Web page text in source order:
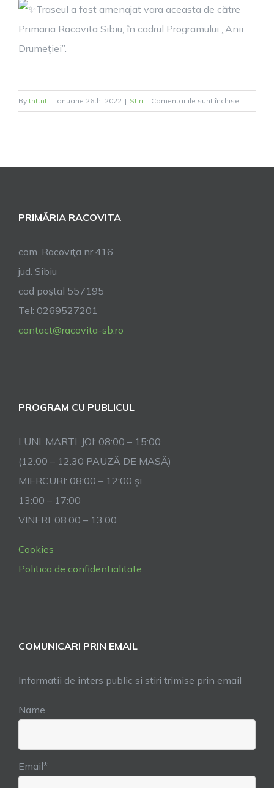
Traseul a fost amenajat vara aceasta de către
Primaria Racovita Sibiu, în cadrul Programului „Anii
Drumeției”.
By tnttnt | ianuarie 26th, 2022 | Stiri | Comentariile sunt închise
Anii
PRIMĂRIA RACOVITA
com. Racoviţa nr.416
jud. Sibiu
cod poştal 557195
Tel: 0269527201
contact@racovita-sb.ro
PROGRAM CU PUBLICUL
LUNI, MARTI, JOI: 08:00 – 15:00
(12:00 – 12:30 PAUZĂ DE MASĂ)
MIERCURI: 08:00 – 12:00 și
13:00 – 17:00
VINERI: 08:00 – 13:00
Cookies
Politica de confidentialitate
COMUNICARI PRIN EMAIL
Informatii de inters public si stiri trimise prin email
Name
Email*